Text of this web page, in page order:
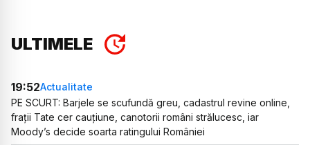
ULTIMELE
19:52Actualitate
PE SCURT: Barjele se scufundă greu, cadastrul revine online,
frații Tate cer cauțiune, canotorii români strălucesc, iar
Moody’s decide soarta ratingului României